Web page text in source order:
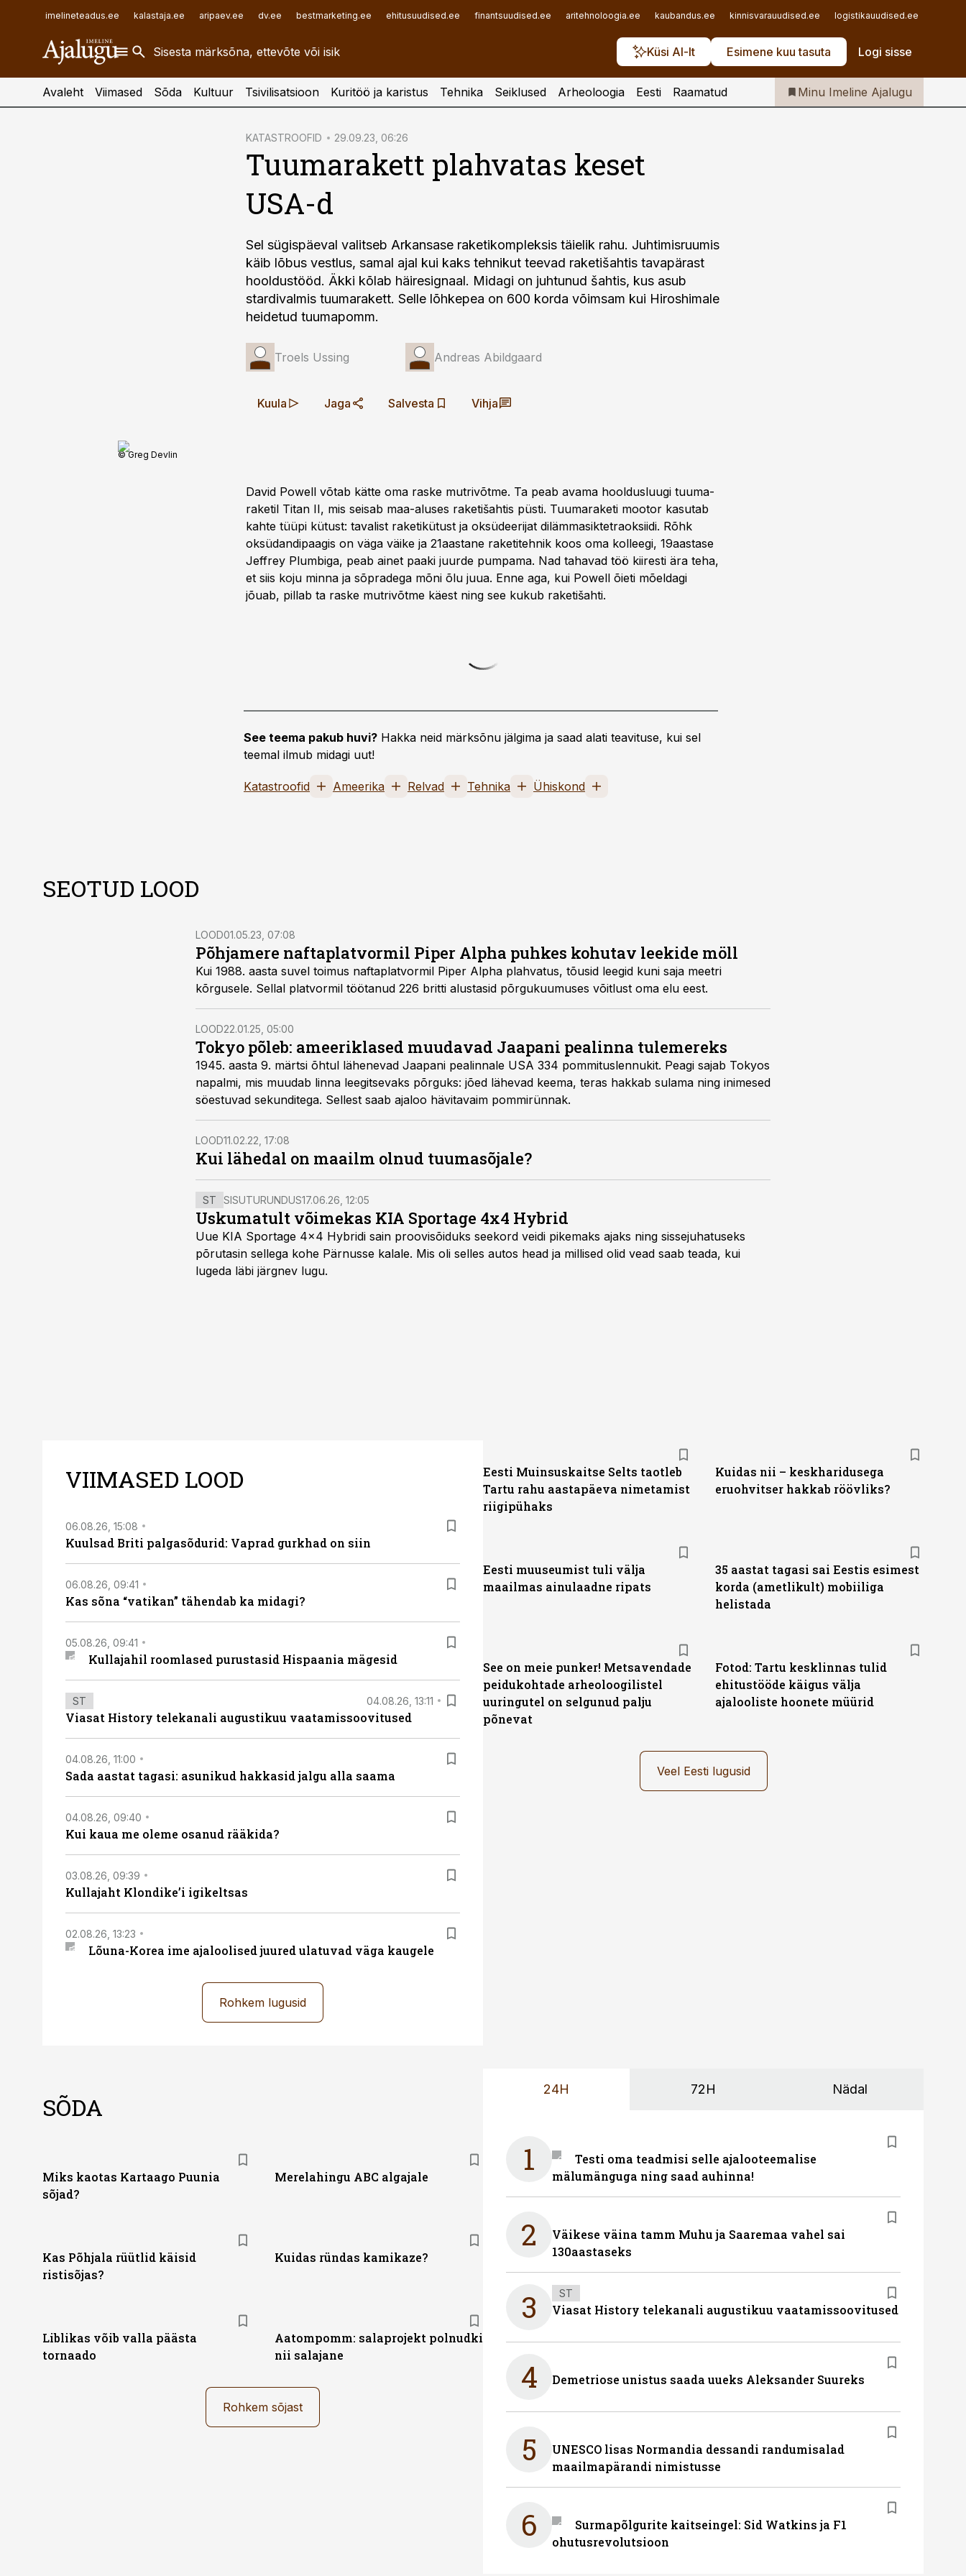
imelineteadus.ee kalastaja.ee aripaev.ee dv.ee bestmarketing.ee ehitusuudised.ee finantsuudised.ee aritehnoloogia.ee kaubandus.ee kinnisvarauudised.ee logistikauudised.ee
Küsi AI-lt Esimene kuu tasuta Logi sisse
finantsuudised.ee
aritehnoloogia.ee
toostusuudised.ee
Iseteenindus
Telli Imeline Ajalugu
Avaleht Viimased Sõda Kultuur Tsivilisatsioon Kuritöö ja karistus Tehnika Seiklused Arheoloogia Eesti Raamatud Minu Imeline Ajalugu
KATASTROOFID 29.09.23, 06:26
Tuumarakett plahvatas keset
USA-d
Sel sügispäeval valitseb Arkansase raketikompleksis täielik rahu. Juhtimisruumis
käib lõbus vestlus, samal ajal kui kaks tehnikut teevad raketišahtis tavapärast
hooldustööd. Äkki kõlab häiresignaal. Midagi on juhtunud šahtis, kus asub
stardivalmis tuumarakett. Selle lõhkepea on 600 korda võimsam kui Hiroshimale
heidetud tuumapomm.
Troels Ussing Andreas Abildgaard
Kuula Jaga Salvesta Vihja
© Greg Devlin
David Powell võtab kätte oma raske mutrivõtme. Ta peab avama hooldusluugi tuuma­
raketil Titan II, mis seisab maa-aluses raketišahtis püsti. Tuumaraketi mootor kasutab
kahte tüüpi kütust: tavalist raketikütust ja oksüdeerijat dilämmasiktetraoksiidi. Rõhk
oksüdandipaagis on väga väike ja 21aastane raketitehnik koos oma kolleegi, 19aastase
Jeffrey Plumbiga, peab ainet paaki juurde pumpama. Nad tahavad töö kiiresti ära teha,
et siis koju minna ja sõpradega mõni õlu juua. Enne aga, kui Powell õieti mõeldagi
jõuab, pillab ta raske mutrivõtme käest ning see kukub raketišahti.
See teema pakub huvi? Hakka neid märksõnu jälgima ja saad alati teavituse, kui sel
teemal ilmub midagi uut!
Katastroofid Ameerika Relvad Tehnika Ühiskond
SEOTUD LOOD
LOOD01.05.23, 07:08
Põhjamere naftaplatvormil Piper Alpha puhkes kohutav leekide möll
Kui 1988. aasta suvel toimus naftaplatvormil Piper Alpha plahvatus, tõusid leegid kuni saja meetri
kõrgusele. Sellal platvormil töötanud 226 britti alustasid põrgukuumuses võitlust oma elu eest.
LOOD22.01.25, 05:00
Tokyo põleb: ameeriklased muudavad Jaapani pealinna tulemereks
1945. aasta 9. märtsi õhtul lähenevad Jaapani pealinnale USA 334 pommituslennukit. Peagi sajab Tokyos
napalmi, mis muudab linna leegitsevaks põrguks: jõed lähevad keema, teras hakkab sulama ning inimesed
söestuvad sekunditega. Sellest saab ajaloo hävitavaim pommirünnak.
LOOD11.02.22, 17:08
Kui lähedal on maailm olnud tuumasõjale?
ST SISUTURUNDUS17.06.26, 12:05
Uskumatult võimekas KIA Sportage 4x4 Hybrid
Uue KIA Sportage 4x4 Hybridi sain proovisõiduks seekord veidi pikemaks ajaks ning sissejuhatuseks
põrutasin sellega kohe Pärnusse kalale. Mis oli selles autos head ja millised olid vead saab teada, kui
lugeda läbi järgnev lugu.
VIIMASED LOOD
06.08.26, 15:08
Kuulsad Briti palgasõdurid: Vaprad gurkhad on siin
06.08.26, 09:41
Kas sõna “vatikan” tähendab ka midagi?
05.08.26, 09:41
Kullajahil roomlased purustasid Hispaania mägesid
ST 04.08.26, 13:11
Viasat History telekanali augustikuu vaatamissoovitused
04.08.26, 11:00
Sada aastat tagasi: asunikud hakkasid jalgu alla saama
04.08.26, 09:40
Kui kaua me oleme osanud rääkida?
03.08.26, 09:39
Kullajaht Klondike’i igikeltsas
02.08.26, 13:23
Lõuna-Korea ime ajaloolised juured ulatuvad väga kaugele
Rohkem lugusid
Eesti Muinsuskaitse Selts taotleb
Tartu rahu aastapäeva nimetamist
riigipühaks
Kuidas nii – keskharidusega
eruohvitser hakkab röövliks?
Eesti muuseumist tuli välja
maailmas ainulaadne ripats
35 aastat tagasi sai Eestis esimest
korda (ametlikult) mobiiliga
helistada
See on meie punker! Metsavendade
peidukohtade arheoloogilistel
uuringutel on selgunud palju
põnevat
Fotod: Tartu kesklinnas tulid
ehitustööde käigus välja
ajalooliste hoonete müürid
Veel Eesti lugusid
SÕDA
Miks kaotas Kartaago Puunia
sõjad?
Merelahingu ABC algajale
Kas Põhjala rüütlid käisid
ristisõjas?
Kuidas ründas kamikaze?
Liblikas võib valla päästa
tornaado
Aatompomm: salaprojekt polnudki
nii salajane
Rohkem sõjast
24H 72H Nädal
1
Testi oma teadmisi selle ajalooteemalise
mälumänguga ning saad auhinna!
2
Väikese väina tamm Muhu ja Saaremaa vahel sai
130aastaseks
3 ST
Viasat History telekanali augustikuu vaatamissoovitused
4 Demetriose unistus saada uueks Aleksander Suureks
5
UNESCO lisas Normandia dessandi randumisalad
maailmapärandi nimistusse
6
Surmapõlgurite kaitseingel: Sid Watkins ja F1
ohutusrevolutsioon